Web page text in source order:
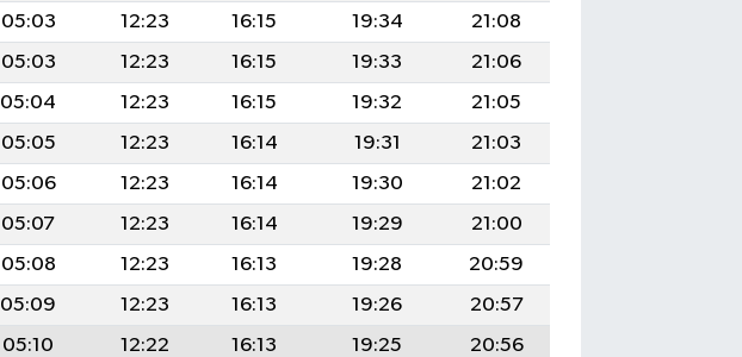
05:03 12:23 16:15 19:34
21:08
05:03 12:23 16:15 19:33
21:06
05:04 12:23 16:15 19:32
21:05
05:05 12:23 16:14 19:31
21:03
05:06 12:23 16:14 19:30
21:02
05:07 12:23 16:14 19:29
21:00
05:08 12:23 16:13 19:28
20:59
05:09 12:23 16:13 19:26
20:57
05:10 12:22 16:13 19:25
20:56